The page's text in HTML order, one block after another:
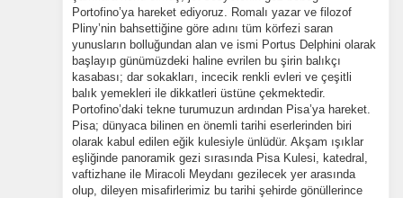
Portofino’ya hareket ediyoruz. Romalı yazar ve filozof
Pliny’nin bahsettiğine göre adını tüm körfezi saran
yunusların bolluğundan alan ve ismi Portus Delphini olarak
başlayıp günümüzdeki haline evrilen bu şirin balıkçı
kasabası; dar sokakları, incecik renkli evleri ve çeşitli
balık yemekleri ile dikkatleri üstüne çekmektedir.
Portofino’daki tekne turumuzun ardından Pisa’ya hareket.
Pisa; dünyaca bilinen en önemli tarihi eserlerinden biri
olarak kabul edilen eğik kulesiyle ünlüdür. Akşam ışıklar
eşliğinde panoramik gezi sırasında Pisa Kulesi, katedral,
vaftizhane ile Miracoli Meydanı gezilecek yer arasında
olup, dileyen misafirlerimiz bu tarihi şehirde gönüllerince